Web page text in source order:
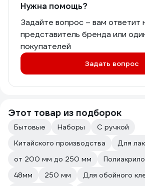
Нужна помощь?
Задайте вопрос – вам ответит
представитель бренда или
покупателей
Задать вопрос
Этот товар из подборок
Бытовые Наборы
С ручкой
Китайского производства
Для
от 200 мм до 250 мм
48мм
250 мм
Для обойного